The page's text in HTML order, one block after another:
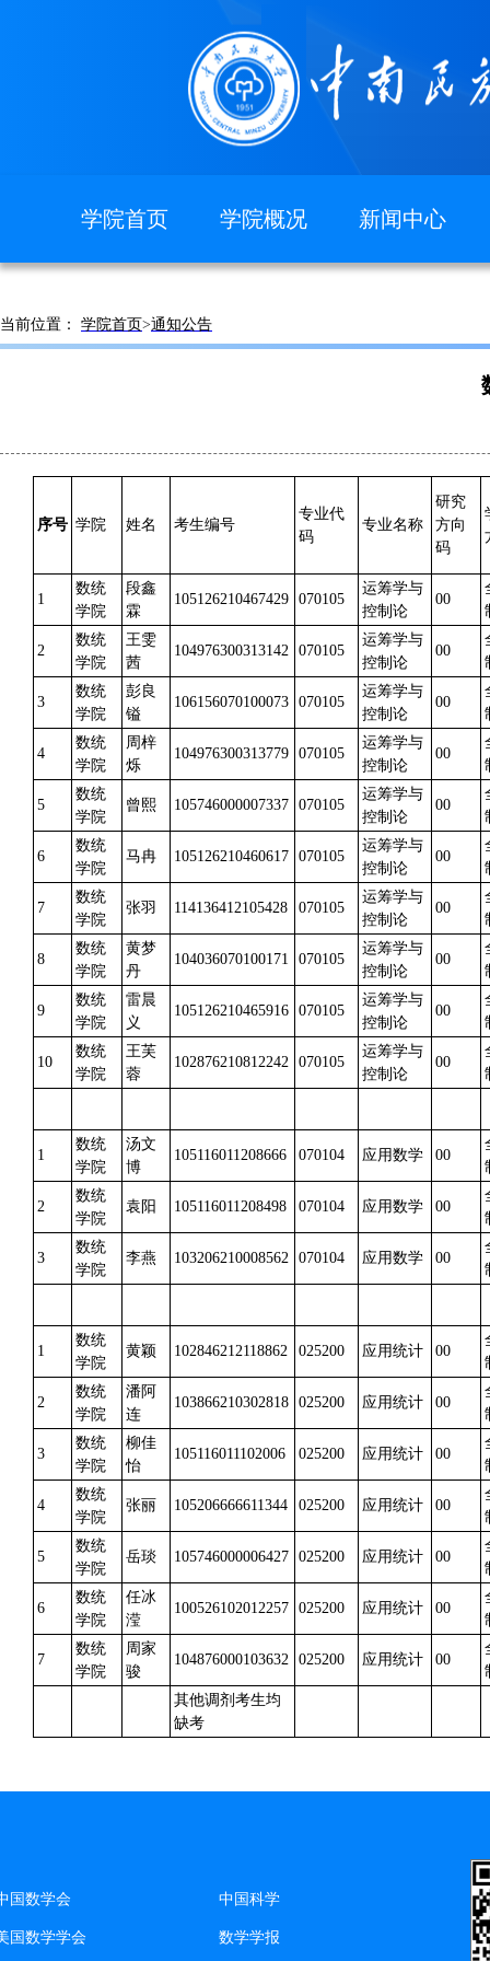
学院首页
图片新闻
学院概况
学院简介
组织机构
新闻中心
当前位置： 学院首页>通知公告
序号 学院 姓名 考生编号
专业代
码
专业名称
研究
方向
码
1
数统
学院
段鑫
霖
105126210467429 070105
运筹学与
控制论
00
2
数统
学院
王雯
茜
104976300313142 070105
运筹学与
控制论
00
3
数统
学院
彭良
镒
106156070100073 070105
运筹学与
控制论
00
4
数统
学院
周梓
烁
104976300313779 070105
运筹学与
控制论
00
5
数统
学院
曾熙 105746000007337 070105
运筹学与
控制论
00
6
数统
学院
马冉 105126210460617 070105
运筹学与
控制论
00
7
数统
学院
张羽 114136412105428 070105
运筹学与
控制论
00
8
数统
学院
黄梦
丹
104036070100171 070105
运筹学与
控制论
00
9
数统
学院
雷晨
义
105126210465916 070105
运筹学与
控制论
00
10
数统
学院
王芙
蓉
102876210812242 070105
运筹学与
控制论
00
1
数统
学院
汤文
博
105116011208666 070104 应用数学 00
2
数统
学院
袁阳 105116011208498 070104 应用数学 00
3
数统
学院
李燕 103206210008562 070104 应用数学 00
1
数统
学院
黄颖 102846212118862 025200 应用统计 00
2
数统
学院
潘阿
连
103866210302818 025200 应用统计 00
3
数统
学院
柳佳
怡
105116011102006 025200 应用统计 00
4
数统
学院
张丽 105206666611344 025200 应用统计 00
5
数统
学院
岳琰 105746000006427 025200 应用统计 00
6
数统
学院
任冰
滢
100526102012257 025200 应用统计 00
7
数统
学院
周家
骏
104876000103632 025200 应用统计 00
其他调剂考生均
缺考
国数学会 中国科学
国数学学会 数学学报